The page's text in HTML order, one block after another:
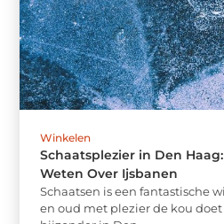
Winkelen
Schaatsplezier in Den
Weten Over Ijsbanen
Schaatsen is een fantastische
en oud met plezier de kou